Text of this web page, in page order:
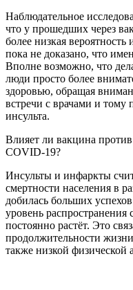
Наблюдательное
что у прошедших через
более низкая
пока не доказано, что
Вполне возможно, что
люди просто более
здоровью, обращая
встречи с врачами и
инсульта.
Влияет ли вакцина
COVID-19?
Инсульты и инфаркты
смертности населения в
добилась больших
уровень распространения
постоянно растёт. Это
продолжительности
также низкой физической